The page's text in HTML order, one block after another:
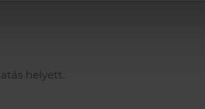
helyett.